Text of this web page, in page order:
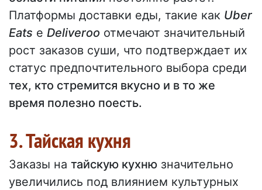
Платформы доставки еды, такие как Uber
Eats e Deliveroo отмечают значительный
рост заказов суши, что подтверждает их
статус предпочтительного выбора среди
тех, кто стремится вкусно и в то же
время полезно поесть.
3. Тайская кухня
Заказы на тайскую кухню значительно
увеличились под влиянием культурных